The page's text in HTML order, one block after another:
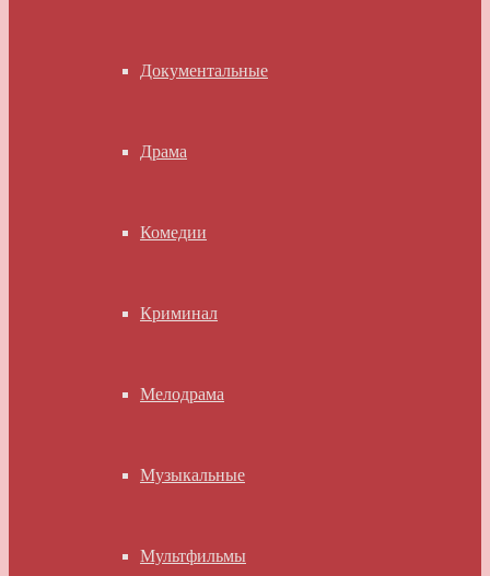
Документальные
Драма
Комедии
Криминал
Мелодрама
Музыкальные
Мультфильмы